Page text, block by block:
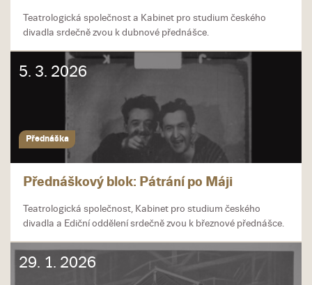
Teatrologická společnost a Kabinet pro studium českého
divadla srdečně zvou k dubnové přednášce.
5. 3. 2026
Přednáška
Přednáškový blok: Pátrání po Máji
Teatrologická společnost, Kabinet pro studium českého
divadla a Ediční oddělení srdečně zvou k březnové přednášce.
29. 1. 2026